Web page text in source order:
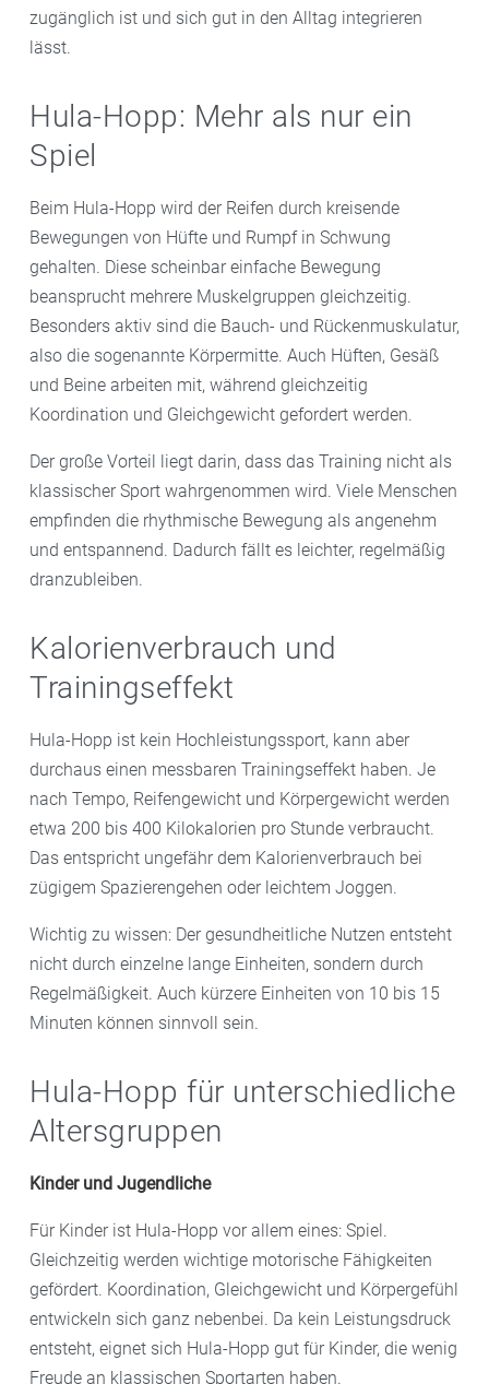
zugänglich ist und sich gut in den Alltag integrieren
lässt.
Hula-Hopp: Mehr als nur ein
Spiel
Beim Hula-Hopp wird der Reifen durch kreisende
Bewegungen von Hüfte und Rumpf in Schwung
gehalten. Diese scheinbar einfache Bewegung
beansprucht mehrere Muskelgruppen gleichzeitig.
Besonders aktiv sind die Bauch- und Rückenmuskulatur,
also die sogenannte Körpermitte. Auch Hüften, Gesäß
und Beine arbeiten mit, während gleichzeitig
Koordination und Gleichgewicht gefordert werden.
Der große Vorteil liegt darin, dass das Training nicht als
klassischer Sport wahrgenommen wird. Viele Menschen
empfinden die rhythmische Bewegung als angenehm
und entspannend. Dadurch fällt es leichter, regelmäßig
dranzubleiben.
Kalorienverbrauch und
Trainingseffekt
Hula-Hopp ist kein Hochleistungssport, kann aber
durchaus einen messbaren Trainingseffekt haben. Je
nach Tempo, Reifengewicht und Körpergewicht werden
etwa 200 bis 400 Kilokalorien pro Stunde verbraucht.
Das entspricht ungefähr dem Kalorienverbrauch bei
zügigem Spazierengehen oder leichtem Joggen.
Wichtig zu wissen: Der gesundheitliche Nutzen entsteht
nicht durch einzelne lange Einheiten, sondern durch
Regelmäßigkeit. Auch kürzere Einheiten von 10 bis 15
Minuten können sinnvoll sein.
Hula-Hopp für unterschiedliche
Altersgruppen
Kinder und Jugendliche
Für Kinder ist Hula-Hopp vor allem eines: Spiel.
Gleichzeitig werden wichtige motorische Fähigkeiten
gefördert. Koordination, Gleichgewicht und Körpergefühl
entwickeln sich ganz nebenbei. Da kein Leistungsdruck
entsteht, eignet sich Hula-Hopp gut für Kinder, die wenig
Freude an klassischen Sportarten haben.